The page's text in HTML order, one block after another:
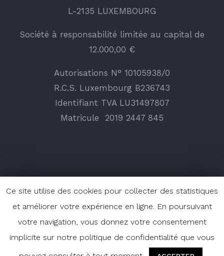
L-2135 LUXEMBOURG
Société à responsabilité limitée au capital de
12.000,00 €
Autorisations N° 10105938/0
R.C.S. Luxembourg B236743
Identifiant TVA LU31497807
Matricule
2019 2447 845
Copyright 2019 Cenergy | Tous droits réservés |
Ce site utilise des cookies pour collecter des statistiques
et améliorer votre expérience en ligne. En poursuivant
votre navigation, vous donnez votre consentement
implicite sur notre politique de confidentialité que vous